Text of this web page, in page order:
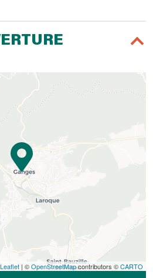
Leaflet | ©OpenStreetMapcontributors ©CARTO